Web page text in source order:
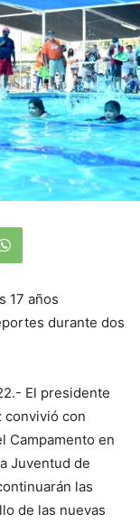
17 años
durante dos
El presidente
convivió con
Campamento en
Juventud de
las
de las nuevas